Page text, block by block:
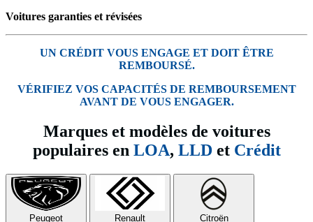
Voitures garanties et révisées
UN CRÉDIT VOUS ENGAGE ET DOIT ÊTRE
REMBOURSÉ.
VÉRIFIEZ VOS CAPACITÉS DE REMBOURSEMENT
AVANT DE VOUS ENGAGER.
Marques et modèles de voitures
populaires en LOA, LLD et Crédit
Peugeot Renault Citroën